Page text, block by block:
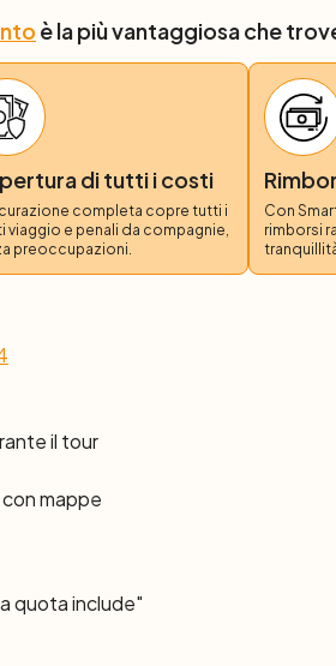
o all’aeroporto.
è la più vantaggiosa che
di tutti i costi
completa copre tutti i
viaggio e penali da compagnie,
preoccupazioni.
Con
rimborsi
il tour
mappe
quota include"